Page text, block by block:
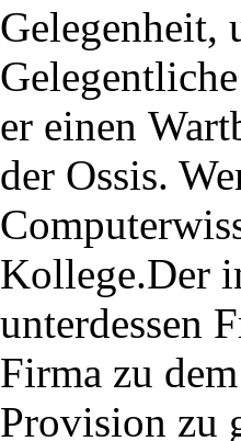
Gelegenheit,
er einen
der Ossis.
Kollege.Der
unterdessen
Firma zu
Provision zu